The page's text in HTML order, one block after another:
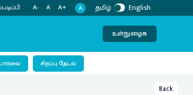
A- A A+ A தமிழ் English
உள்நுழைக
சிறப்பு தேடல்
Back